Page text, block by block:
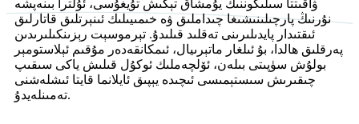
ۋاقىتتا سىلىكوننىڭ يۇمشاق تېگىش تۇيغۇسى، ئۇلترا بىنەپشە
نۇرنىڭ پارچىلىنىشىغا چىداملىق ۋە خىمىيىلىك ئىنېرتلىق قاتارلىق
ئىقتىدار پايدىلىرىنى تەقلىد قىلىدۇ. تېرموسېت رېزىنكىلىرىدىن
پەرقلىق ھالدا، بۇ ئىلغار ماتېرىيال، ئىمكانقەدەر مۇقىم ئېلاستومېر
بولۇش سۈپىتى بىلەن، ئۆلچەملىك ئوكۇل قىلىش ياكى سىقىپ
چىقىرىش سىستېمىسى ئىچىدە يېپىق ئايلانما قايتا ئىشلەشنى
تەمىنلەيدۇ.